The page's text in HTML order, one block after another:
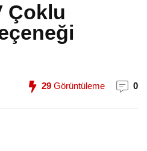
Çoklu
29 Görüntüleme 0